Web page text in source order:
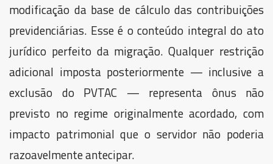
modificação da base de cálculo das contribuições
previdenciárias. Esse é o conteúdo integral do ato
jurídico perfeito da migração. Qualquer restrição
adicional imposta posteriormente — inclusive a
exclusão do PVTAC — representa ônus não
previsto no regime originalmente acordado, com
impacto patrimonial que o servidor não poderia
razoavelmente antecipar.